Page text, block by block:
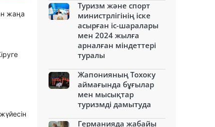
жаңа
Туризм және спорт
министрлігінің іске
асырған іс-шаралары
мен 2024 жылға
арналған міндеттері
туралы
Жапонияның Тохоку
аймағында бұғылар
мен мысықтар
туризмді дамытуда
Германияда жабайы